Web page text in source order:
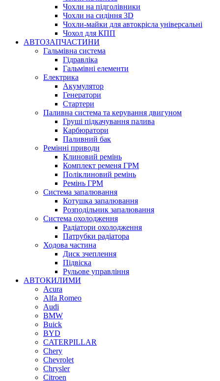
Чохли на підголівники
Чохли на сидіння 3D
Чохли-майки для автокрісла універсальні
Чохол для КПП
АВТОЗАПЧАСТИНИ
Гальмівна система
Гідравліка
Гальмівні елементи
Електрика
Акумулятор
Генератори
Стартери
Паливна система та керування двигуном
Груші підкачування палива
Карбюратори
Паливний бак
Ремінні приводи
Клиновий ремінь
Комплект ременя ГРМ
Поліклиновий ремінь
Ремінь ГРМ
Система запалювання
Котушка запалювання
Розподільник запалювання
Система охолодження
Радіатори охолодження
Патрубки радіатора
Ходова частина
Диск зчеплення
Підвіска
Рульове управління
АВТОКИЛИМИ
Acura
Alfa Romeo
Audi
BMW
Buick
BYD
CATERPILLAR
Chery
Chevrolet
Chrysler
Citroen